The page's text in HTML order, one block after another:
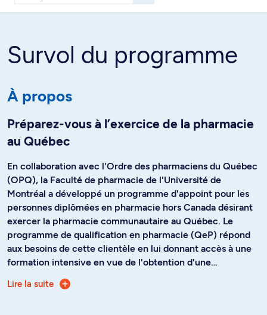
Survol du programme
À propos
Préparez-vous à l’exercice de la pharmacie
au Québec
En collaboration avec l'Ordre des pharmaciens du Québec
(OPQ), la Faculté de pharmacie de l'Université de
Montréal a développé un programme d'appoint pour les
personnes diplômées en pharmacie hors Canada désirant
exercer la pharmacie communautaire au Québec. Le
programme de qualification en pharmacie (QeP) répond
aux besoins de cette clientèle en lui donnant accès à une
formation intensive en vue de l'obtention d'une
équivalence de diplôme.
Ce programme de qualification vise à fournir la formation
Lire la suite